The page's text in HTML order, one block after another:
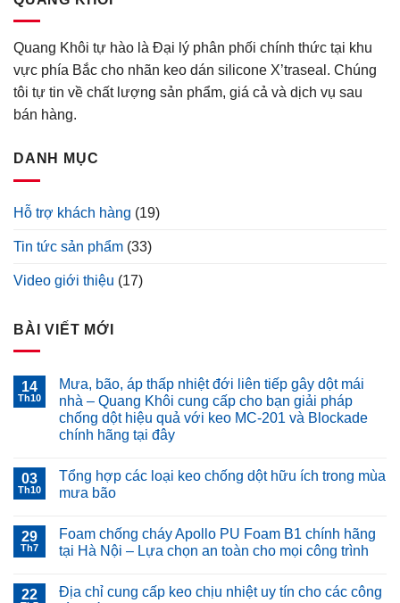
Quang Khôi tự hào là Đại lý phân phối chính thức tại khu
vực phía Bắc cho nhãn keo dán silicone X’traseal. Chúng
tôi tự tin về chất lượng sản phẩm, giá cả và dịch vụ sau
bán hàng.
DANH MỤC
Hỗ trợ khách hàng (19)
Tin tức sản phẩm (33)
Video giới thiệu (17)
BÀI VIẾT MỚI
14
Th10
Mưa, bão, áp thấp nhiệt đới liên tiếp gây dột mái
nhà – Quang Khôi cung cấp cho bạn giải pháp
chống dột hiệu quả với keo MC-201 và Blockade
chính hãng tại đây
bình
luận
ở
áp
thấp
nhiệt
tiếp
03
Th10
Tổng hợp các loại keo chống dột hữu ích trong mùa
mưa bão
bình
luận
ở
các
29
Th7
Foam chống cháy Apollo PU Foam B1 chính hãng
tại Hà Nội – Lựa chọn an toàn cho mọi công trình
bình
22
Địa chỉ cung cấp keo chịu nhiệt uy tín cho các công